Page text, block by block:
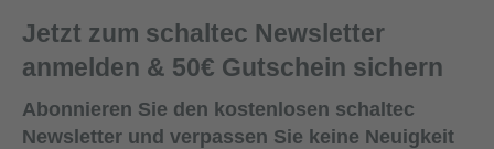
Jetzt zum schaltec Newsletter
anmelden & 50€ Gutschein sichern
Abonnieren Sie den kostenlosen schaltec
Newsletter und verpassen Sie keine Neuigkeit